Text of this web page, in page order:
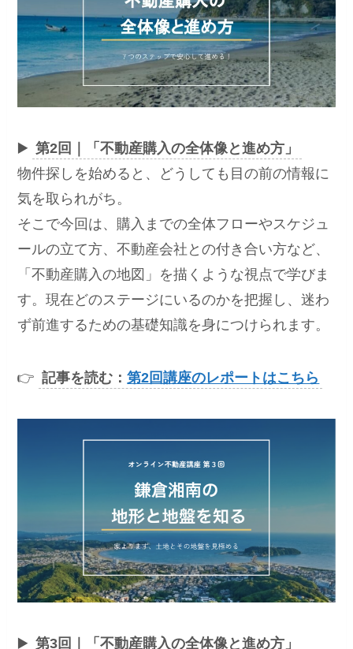
▶️ 第2回｜「不動産購入の全体像と進め方」
物件探しを始めると、どうしても目の前の情報に
気を取られがち。
そこで今回は、購入までの全体フローやスケジュ
ールの立て方、不動産会社との付き合い方など、
「不動産購入の地図」を描くような視点で学びま
す。現在どのステージにいるのかを把握し、迷わ
ず前進するための基礎知識を身につけられます。
👉 記事を読む：第2回講座のレポートはこちら
▶️ 第3回｜「不動産購入の全体像と進め方」